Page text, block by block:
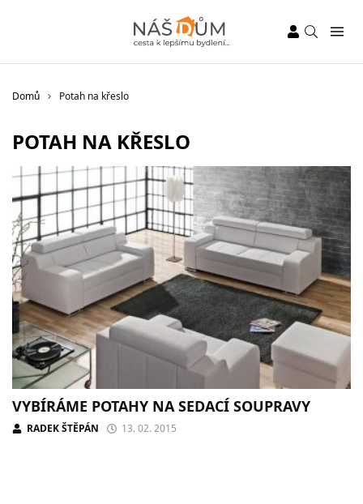
Domů Potah na křeslo
POTAH NA KŘESLO
VYBÍRÁME POTAHY NA SEDACÍ SOUPRAVY
RADEK ŠTĚPÁN 13. 02. 2015